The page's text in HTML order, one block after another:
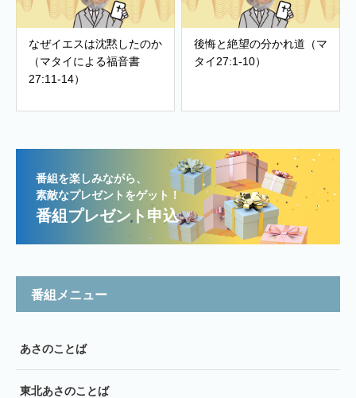
なぜイエスは沈黙したのか
（マタイによる福音書
27:11-14）
後悔と絶望の分かれ道（マ
タイ27:1-10）
番組を楽しみながら、
素敵なプレゼントをゲット！
番組プレゼント申込
番組メニュー
あさのことば
東北あさのことば